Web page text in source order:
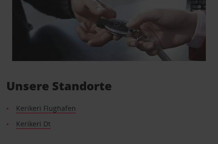
Unsere Standorte
Kerikeri Flughafen
Kerikeri Dt